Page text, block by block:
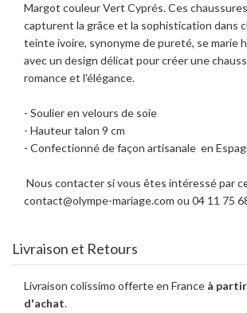
Margot couleur Vert Cyprés. Ces
capturent la grâce et la sophistication dans
teinte ivoire, synonyme de pureté, se marie
avec un design délicat pour créer une
romance et l'élégance.
- Soulier en velours de soie
- Hauteur talon 9 cm
- Confectionné de façon artisanale en
Nous contacter si vous êtes intéressé par
contact@olympe-mariage.com ou 04 11 75
Livraison et Retours
Livraison colissimo offerte en France à
d'achat.